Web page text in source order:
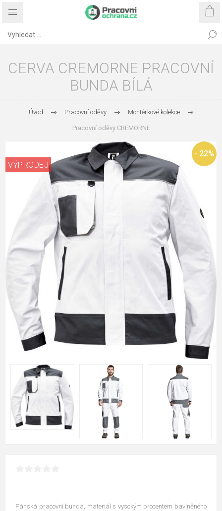
CERVA CREMORNE PRACOVNÍ
BUNDA BÍLÁ
Úvod Pracovní oděvy Montérkové kolekce
Pracovní oděvy CREMORNE
- 22%
VÝPRODEJ
Pánská pracovní bunda, materiál s vysokým procentem bavlněného